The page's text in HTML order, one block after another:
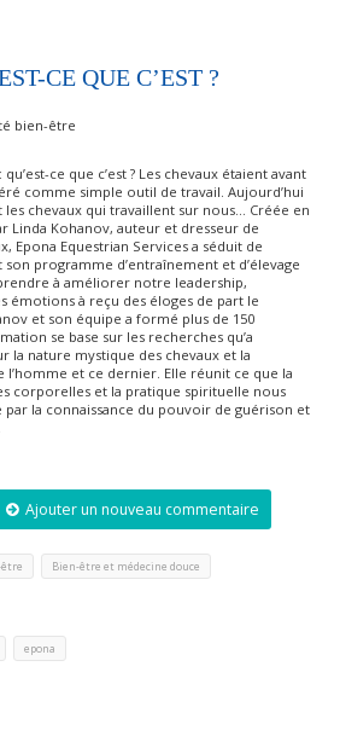
CE QUE C’EST ?
bien-être
qu’est-ce que c’est ? Les chevaux étaient avant
comme simple outil de travail. Aujourd’hui
les chevaux qui travaillent sur nous… Créée en
Linda Kohanov, auteur et dresseur de
Epona Equestrian Services a séduit de
programme d’entraînement et d’élevage
à améliorer notre leadership,
émotions à reçu des éloges de part le
et son équipe a formé plus de 150
se base sur les recherches qu’a
la nature mystique des chevaux et la
et ce dernier. Elle réunit ce que la
corporelles et la pratique spirituelle nous
la connaissance du pouvoir de guérison et
Ajouter un nouveau commentaire
Bien-être et médecine douce
epona